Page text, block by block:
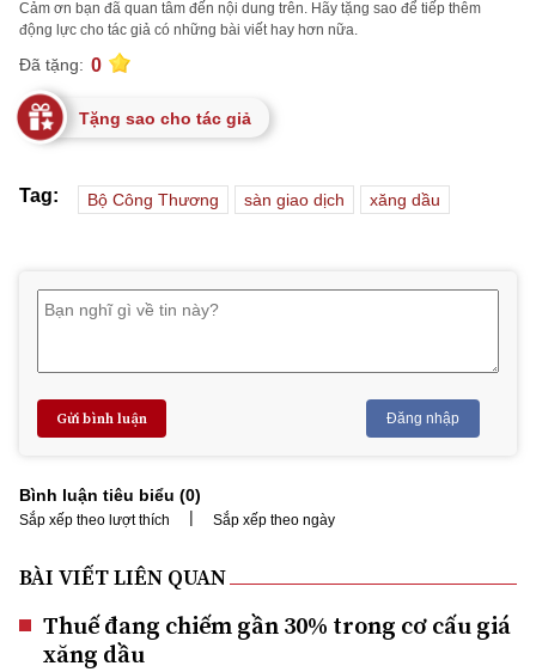
Cảm ơn bạn đã quan tâm đến nội dung trên. Hãy tặng sao để tiếp thêm
động lực cho tác giả có những bài viết hay hơn nữa.
Đã tặng: 0
Tặng sao cho tác giả
Tag: Bộ Công Thương sàn giao dịch xăng dầu
Gửi bình luận Đăng nhập
Bình luận tiêu biểu (0)
Sắp xếp theo lượt thích | Sắp xếp theo ngày
BÀI VIẾT LIÊN QUAN
Thuế đang chiếm gần 30% trong cơ cấu giá
xăng dầu